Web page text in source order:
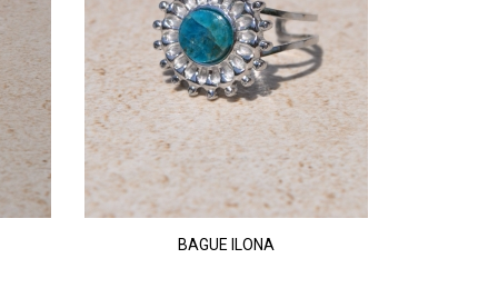
BAGUE ILONA
Argenté
Bleu
Apatite